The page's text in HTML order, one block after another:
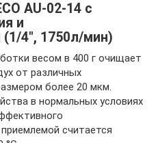
AU-02-14 с
и
4″, 1750л/мин)
весом в 400 г очищает
от различных
более 20 мкм.
в нормальных условиях
считается